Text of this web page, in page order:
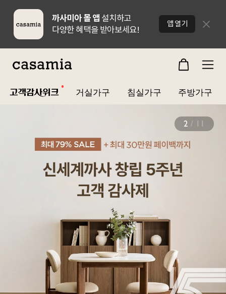
까사미아 몰 앱 설치하고
다양한 혜택을 받아보세요!
앱 열기
거실가구 침실가구 주방가구
3 / 11